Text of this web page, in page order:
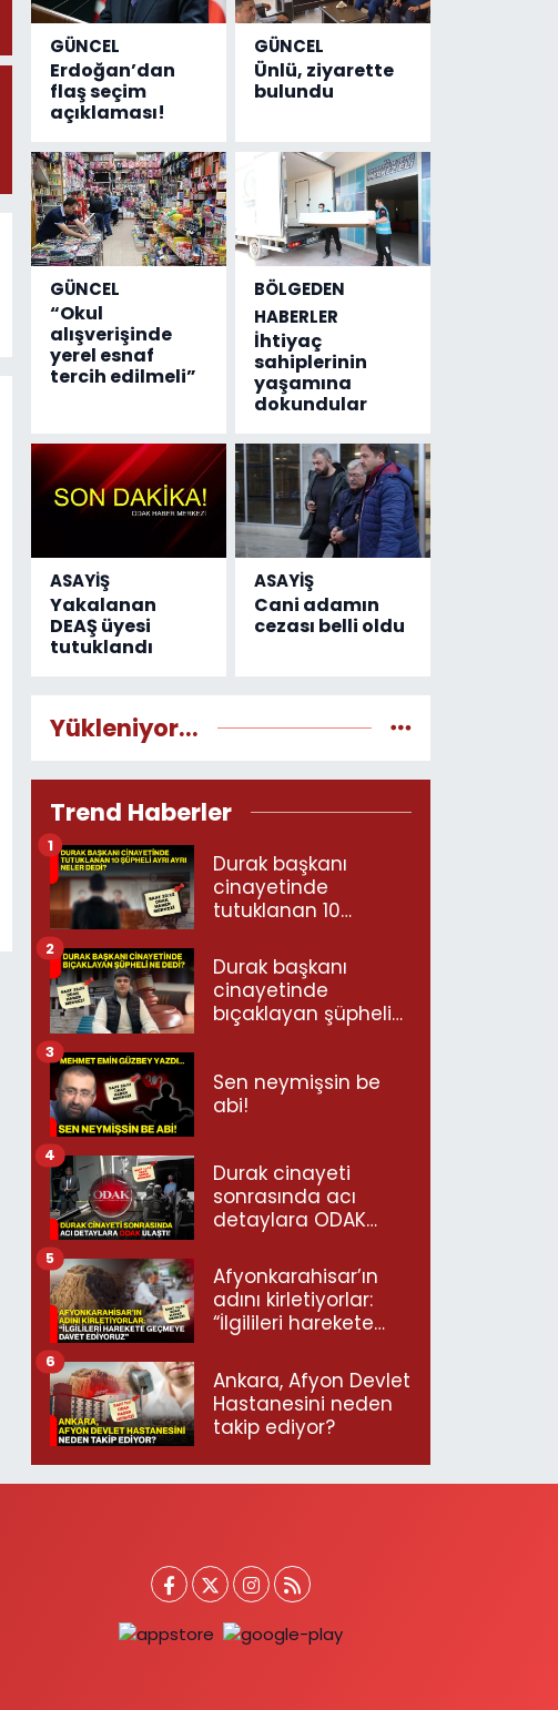
GÜNCEL
Erdoğan’dan
flaş seçim
açıklaması!
GÜNCEL
Ünlü, ziyarette
bulundu
GÜNCEL
“Okul
alışverişinde
yerel esnaf
tercih edilmeli”
BÖLGEDEN
HABERLER
İhtiyaç
sahiplerinin
yaşamına
dokundular
ASAYİŞ
Yakalanan
DEAŞ üyesi
tutuklandı
ASAYİŞ
Cani adamın
cezası belli oldu
Yükleniyor...
Trend Haberler
Durak başkanı
cinayetinde
tutuklanan 10
neler dedi?
1
Durak başkanı
cinayetinde
bıçaklayan şüpheli
2
Sen neymişsin be
abi!
3
Durak cinayeti
sonrasında acı
detaylara ODAK
4
Afyonkarahisar’ın
adını kirletiyorlar:
“İlgilileri harekete
ediyoruz”
5
Ankara, Afyon Devlet
Hastanesini neden
takip ediyor?
6